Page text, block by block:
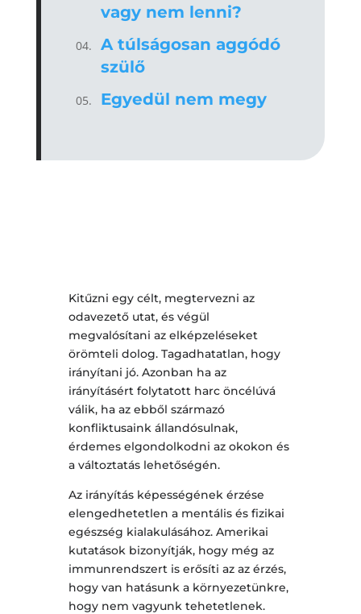
vagy nem lenni?
A túlságosan aggódó
szülő
Egyedül nem megy
Kitűzni egy célt, megtervezni az
odavezető utat, és végül
megvalósítani az elképzeléseket
örömteli dolog. Tagadhatatlan, hogy
irányítani jó. Azonban ha az
irányításért folytatott harc öncélúvá
válik, ha az ebből származó
konfliktusaink állandósulnak,
érdemes elgondolkodni az okokon és
a változtatás lehetőségén.
Az irányítás képességének érzése
elengedhetetlen a mentális és fizikai
egészség kialakulásához. Amerikai
kutatások bizonyítják, hogy még az
immunrendszert is erősíti az az érzés,
hogy van hatásunk a környezetünkre,
hogy nem vagyunk tehetetlenek.